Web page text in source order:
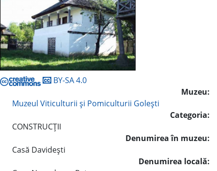
BY-SA 4.0
Muzeu:
Muzeul Viticulturii şi Pomiculturii Goleşti
Categoria:
CONSTRUCŢII
Denumirea în muzeu:
Casă Davideşti
Denumirea locală: